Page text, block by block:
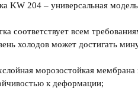
KW 204 – универсальная
соответствует всем
холодов может достигать
морозостойкая
к деформации;